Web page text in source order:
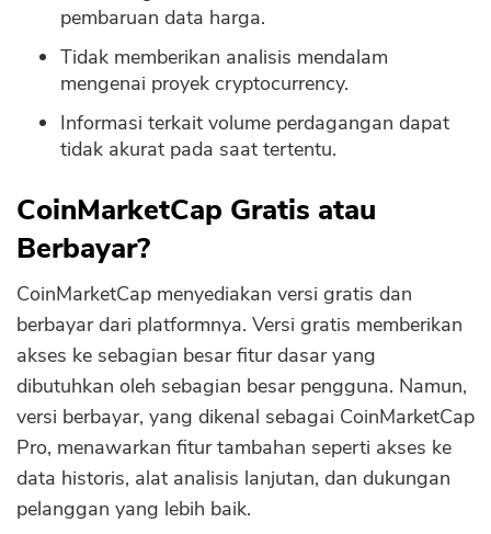
pembaruan data harga.
Tidak memberikan analisis mendalam
mengenai proyek cryptocurrency.
Informasi terkait volume perdagangan dapat
tidak akurat pada saat tertentu.
CoinMarketCap Gratis atau
Berbayar?
CoinMarketCap menyediakan versi gratis dan
berbayar dari platformnya. Versi gratis memberikan
akses ke sebagian besar fitur dasar yang
dibutuhkan oleh sebagian besar pengguna. Namun,
versi berbayar, yang dikenal sebagai CoinMarketCap
Pro, menawarkan fitur tambahan seperti akses ke
data historis, alat analisis lanjutan, dan dukungan
pelanggan yang lebih baik.